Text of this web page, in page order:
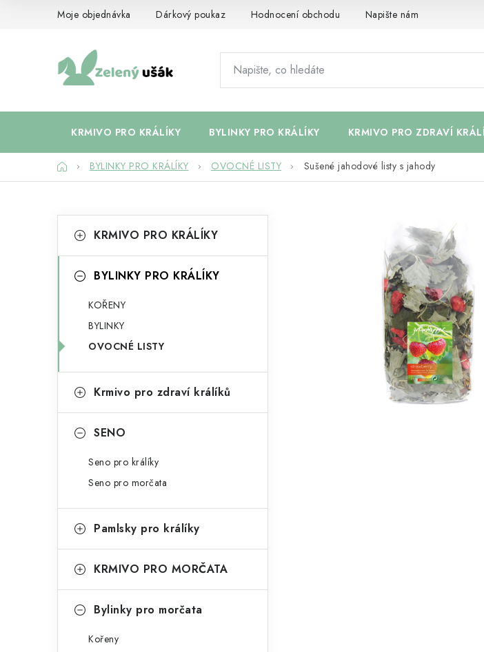
Moje objednávka Dárkový poukaz Hodnocení obchodu Napište nám
KRMIVO PRO KRÁLÍKY BYLINKY PRO KRÁLÍKY KRMIVO PRO ZDRAVÍ
DomůBYLINKY PRO KRÁLÍKY OVOCNÉ LISTY Sušené jahodové listy s jahody
o
a
n
n
e
kategorie
a
o
e
KRMIVO PRO KRÁLÍKY
BYLINKY PRO KRÁLÍKY
KOŘENY
BYLINKY
OVOCNÉ LISTY
Krmivo pro zdraví králíků
SENO
Seno pro králíky
Seno pro morčata
Pamlsky pro králíky
KRMIVO PRO MORČATA
Bylinky pro morčata
Kořeny